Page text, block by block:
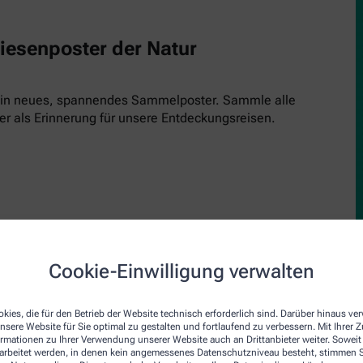
Cookie-Einwilligung verwalten
die für den Betrieb der Website technisch erforderlich sind. Darüber hinaus
Website für Sie optimal zu gestalten und fortlaufend zu verbessern. Mit Ihrer
zu Ihrer Verwendung unserer Website auch an Drittanbieter weiter. Soweit
werden, in denen kein angemessenes Datenschutzniveau besteht, stimmen
der Natur
neues, spannendes Sammelposter. Sammle alle
als Erinnerung für unsere Entdeckungsreisen.
Inspektor! Einfach kostenlos runterladen, ausdrucken und
und schau genau hin. Jede Ausgabe bringt einen neuen